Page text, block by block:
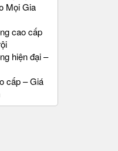
Mọi Gia
cao cấp
hiện đại –
cấp – Giá